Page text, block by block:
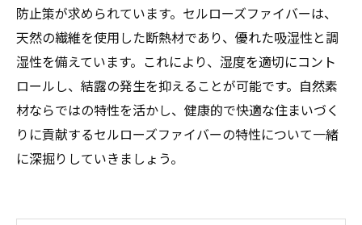
防止策が求められています。セルローズファイバーは、
天然の繊維を使用した断熱材であり、優れた吸湿性と調
湿性を備えています。これにより、湿度を適切にコント
ロールし、結露の発生を抑えることが可能です。自然素
材ならではの特性を活かし、健康的で快適な住まいづく
りに貢献するセルローズファイバーの特性について一緒
に深掘りしていきましょう。